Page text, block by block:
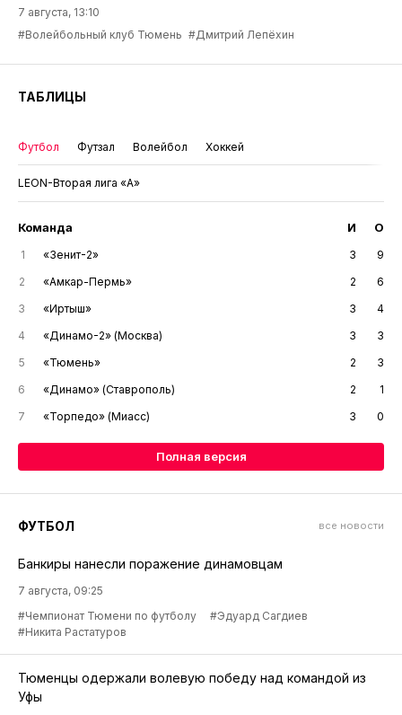
7 августа, 13:10
#Волейбольный клуб Тюмень #Дмитрий Лепёхин
ТАБЛИЦЫ
Футбол Футзал Волейбол Хоккей
LEON-Вторая лига «А»
Команда И О
1 «Зенит-2» 3
9
2
«Амкар-Пермь» 2
6
3
«Иртыш» 3
4
4
«Динамо-2» (Москва) 3
3
5
«Тюмень» 2
3
6
«Динамо» (Ставрополь) 2
1
7
«Торпедо» (Миасс) 3 0
Полная версия
ФУТБОЛ все новости
Банкиры нанесли поражение динамовцам
7 августа, 09:25
#Чемпионат Тюмени по футболу
#Эдуард Сагдиев
#Никита Растатуров
Тюменцы одержали волевую победу над командой из
Уфы